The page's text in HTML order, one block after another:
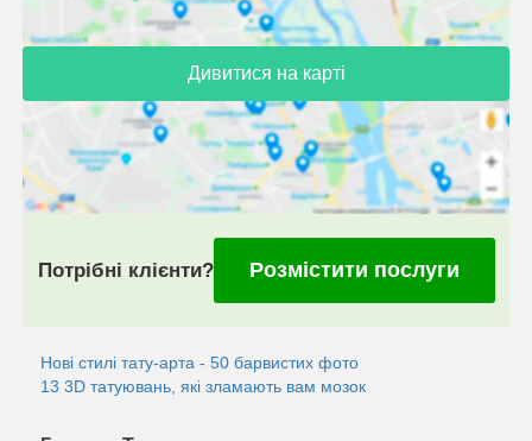
Дивитися на карті
Потрібні клієнти? Розмістити послуги
Нові стилі тату-арта - 50 барвистих фото
13 3D татуювань, які зламають вам мозок